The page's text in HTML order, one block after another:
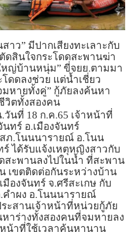
าว” มีปากเสียงทะเลาะกับ
ดสินใจกระโดดสะพานฆ่า
หญ่บ้านหนุ่ม” ขี่จยย.ตามมา
ดดลงช่วย แต่น้ำเชี่ยว
มหายทั้งคู่” กู้ภัยลงค้นหา
วิตทั้งสองคน
.วันที่ 18 ก.ค.65 เจ้าหน้าที่
นทร์ อ.เมืองจันทร์
สภ.โนนนารายณ์ อ.โนน
ได้รับแจ้งเหตุหญิงสาวกับ
สะพานลงไปในน้ำ ที่สะพาน
เขตติดต่อกันระหว่างบ้าน
มืองจันทร์ จ.ศรีสะเกษ กับ
ำผง อ.โนนนารายณ์
ะสานเจ้าหน้าที่หน่วยกู้ภัย
าร่างทั้งสองคนที่จมหายลง
น้าที่ใช้เวลาค้นหานาน